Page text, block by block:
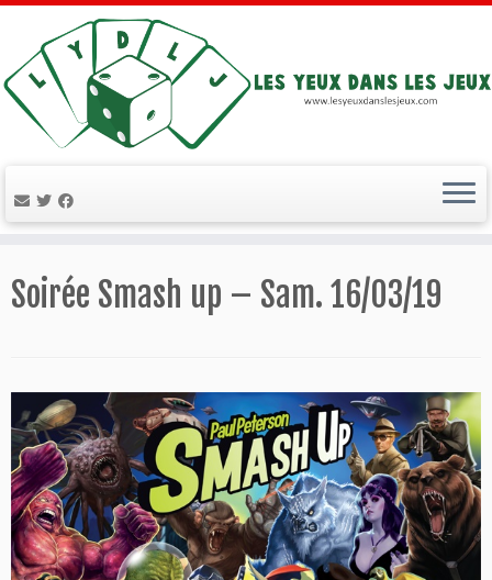
au
contenu
Soirée Smash up – Sam. 16/03/19